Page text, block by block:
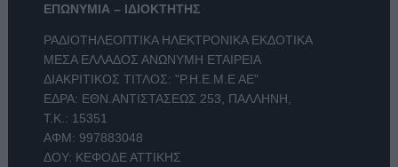
ΕΠΩΝΥΜΙΑ – ΙΔΙΟΚΤΗΤΗΣ
ΡΑΔΙΟΤΗΛΕΟΠΤΙΚΑ ΗΛΕΚΤΡΟΝΙΚΑ ΕΚΔΟΤΙΚΑ
ΜΕΣΑ ΕΛΛΑΔΟΣ ΑΝΩΝΥΜΗ ΕΤΑΙΡΕΙΑ
ΔΙΑΚΡΙΤΙΚΟΣ ΤΙΤΛΟΣ: "Ρ.Η.Ε.Μ.Ε ΑΕ"
ΕΔΡΑ: ΕΘΝ.ΑΝΤΙΣΤΑΣΕΩΣ 253, ΠΑΛΛΗΝΗ,
Τ.Κ.: 15351
ΑΦΜ: 997883048
ΔΟΥ: ΚΕΦΟΔΕ ΑΤΤΙΚΗΣ